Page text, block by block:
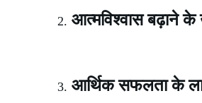
आत्मविश्वास बढ़ाने के
आर्थिक सफलता के